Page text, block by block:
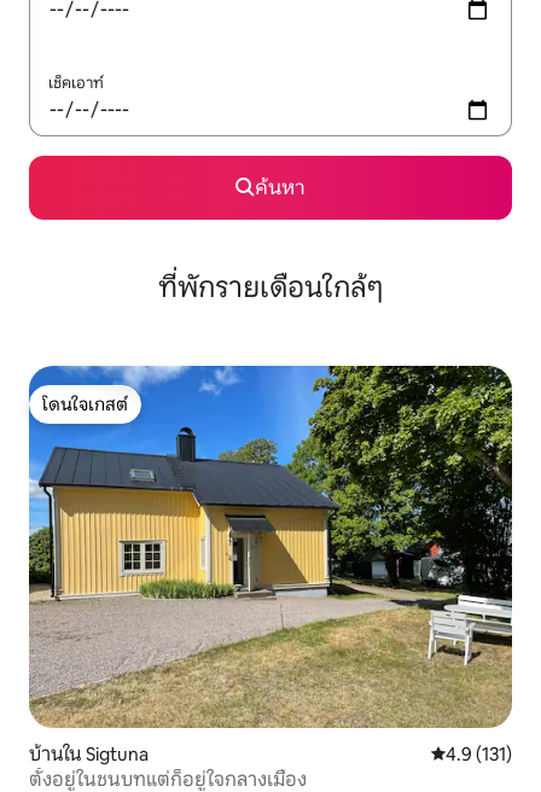
เช็คเอาท์
ค้นหา
ที่พักรายเดือนใกล้ๆ
โดนใจเกสต์
โดนใจเกสต์
บ้านใน Sigtuna คะแนนเฉลี่ย
4.9 (131)
ตั้งอยู่ในชนบทแต่ก็อยู่ใจกลางเมือง